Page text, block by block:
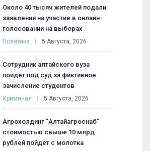
Около 40 тысяч жителей подали
заявления на участие в онлайн-
голосовании на выборах
Политика 5 Августа, 2026
Сотрудник алтайского вуза
пойдет под суд за фиктивное
зачисление студентов
Криминал 5 Августа, 2026
Агрохолдинг "Алтайагроснаб"
стоимостью свыше 10 млрд
рублей пойдет с молотка